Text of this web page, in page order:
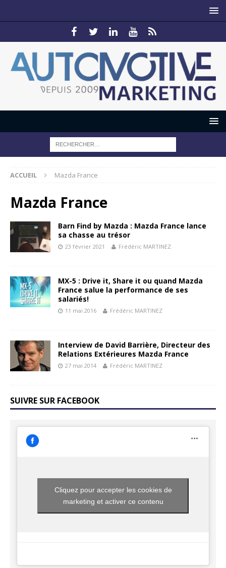
ACCUEIL Mazda France
Mazda France
Barn Find by Mazda : Mazda France lance
sa chasse au trésor
23 février 2021 Frédéric MARTINEZ
MX-5 : Drive it, Share it ou quand Mazda
France salue la performance de ses
salariés!
11 mai 2016 Frédéric MARTINEZ
Interview de David Barrière, Directeur des
Relations Extérieures Mazda France
27 mai 2014 Frédéric MARTINEZ
SUIVRE SUR FACEBOOK
Cliquez pour accepter les cookies de
marketing et activer ce contenu